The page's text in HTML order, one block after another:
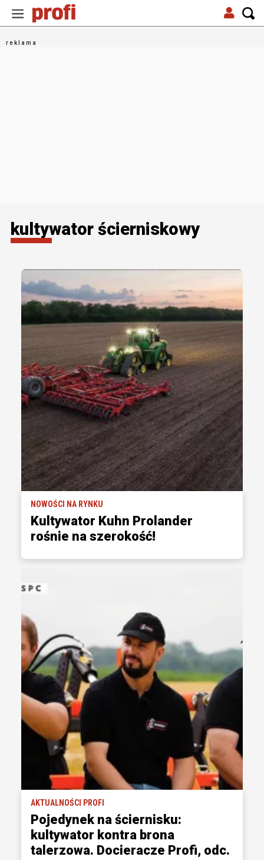
kultywator ścierniskowy
NOWOŚCI NA RYNKU
Kultywator Kuhn Prolander
rośnie na szerokość!
AKTUALNOŚCI PROFI
Pojedynek na ściernisku:
kultywator kontra brona
talerzowa. Docieracze Profi, odc.